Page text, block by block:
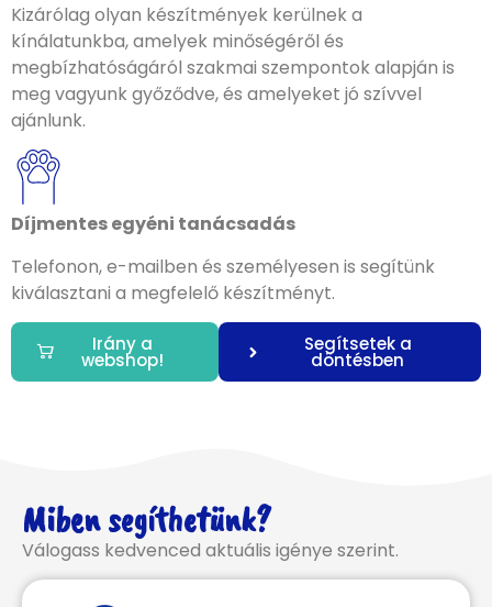
Kizárólag olyan készítmények kerülnek a
kínálatunkba, amelyek minőségéről és
megbízhatóságáról szakmai szempontok alapján is
meg vagyunk győződve, és amelyeket jó szívvel
ajánlunk.
Díjmentes egyéni tanácsadás
Telefonon, e-mailben és személyesen is segítünk
kiválasztani a megfelelő készítményt.
Irány a
webshop!
Segítsetek a
döntésben
Miben segíthetünk?
Válogass kedvenced aktuális igénye szerint.